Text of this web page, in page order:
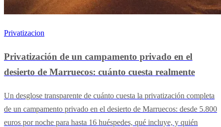
Privatizacion
Privatización de un campamento privado en el
desierto de Marruecos: cuánto cuesta realmente
Un desglose transparente de cuánto cuesta la privatización completa
de un campamento privado en el desierto de Marruecos: desde 5.800
euros por noche para hasta 16 huéspedes, qué incluye, y quién